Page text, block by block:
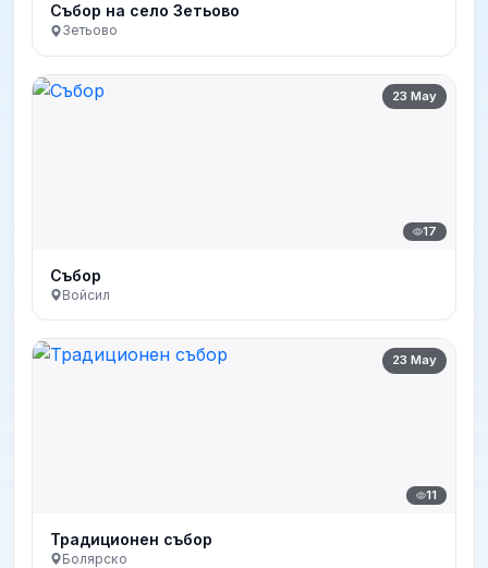
Събор на село Зетьово
Зетьово
23 May
17
Събор
Войсил
23 May
11
Традиционен събор
Болярско